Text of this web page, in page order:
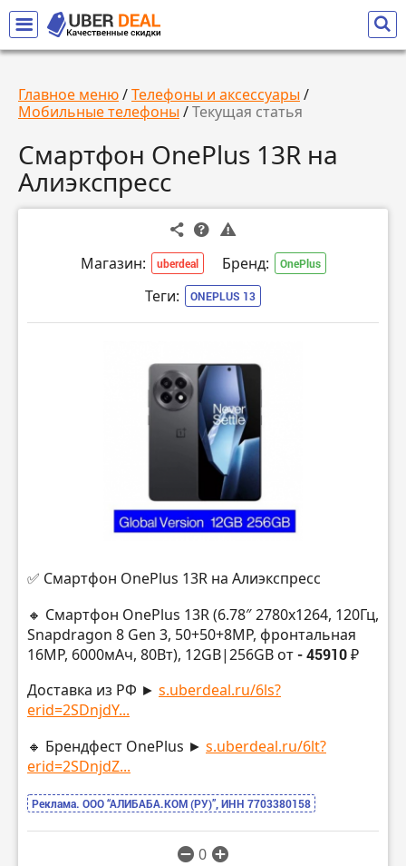
Главное меню/Телефоны и аксессуары /
Мобильные телефоны /Текущая статья
Смартфон OnePlus 13R на
Алиэкспресс
Магазин: uberdeal Бренд: OnePlus
Теги: ONEPLUS 13
✅ Смартфон OnePlus 13R на Алиэкспресс
🔸 Смартфон OnePlus 13R (6.78″ 2780х1264, 120Гц,
Snapdragon 8 Gen 3, 50+50+8MP, фронтальная
16MP, 6000мАч, 80Вт), 12GB|256GB от- 45910 ₽
Доставка из РФ ► s.uberdeal.ru/6ls?
erid=2SDnjdY...
🔸 Брендфест OnePlus ► s.uberdeal.ru/6lt?
erid=2SDnjdZ...
Реклама. ООО “АЛИБАБА.КОМ (РУ)”, ИНН 7703380158
0